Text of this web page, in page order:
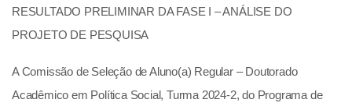
RESULTADO PRELIMINAR DA FASE I – ANÁLISE DO
PROJETO DE PESQUISA
A Comissão de Seleção de Aluno(a) Regular – Doutorado
Acadêmico em Política Social, Turma 2024-2, do Programa de